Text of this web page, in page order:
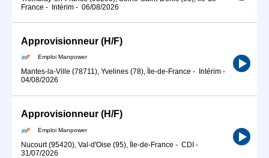
France - Intérim - 06/08/2026
Approvisionneur (H/F)
Emploi Manpower
Mantes-la-Ville (78711), Yvelines (78), Île-de-France - Intérim -
04/08/2026
Approvisionneur (H/F)
Emploi Manpower
Nucourt (95420), Val-d'Oise (95), Île-de-France - CDI -
31/07/2026